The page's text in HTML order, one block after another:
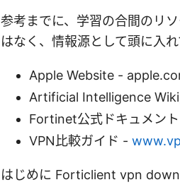
参考までに、学習の合間のリ
はなく、情報源として頭に入
Apple Website -
Artificial Intelligence
Fortinet公式ドキュメン
VPN比較ガイド -
はじめに Forticlient vpn